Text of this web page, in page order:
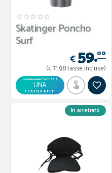
Skatinger Poncho
Surf
€59.00
(€ 71.98tasse incluse)
SELEZIONA
UNA
VARIANTE
In arretrato